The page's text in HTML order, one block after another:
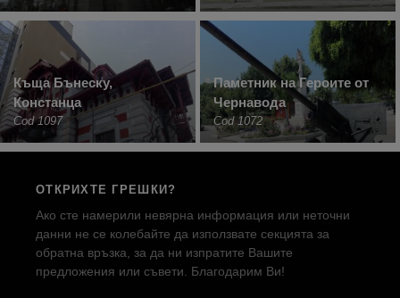
Къща Бънеску,
Констанца
Cod 1097
Паметник на Героите от
Чернавода
Cod 1072
ОТКРИХТЕ ГРЕШКИ?
Ако сте намерили невярна информация или неточни
данни не се колебайте да използвате секцията за
обратна връзка, за да ни изпратите Вашите
предложения или съвети. Благодарим Ви!